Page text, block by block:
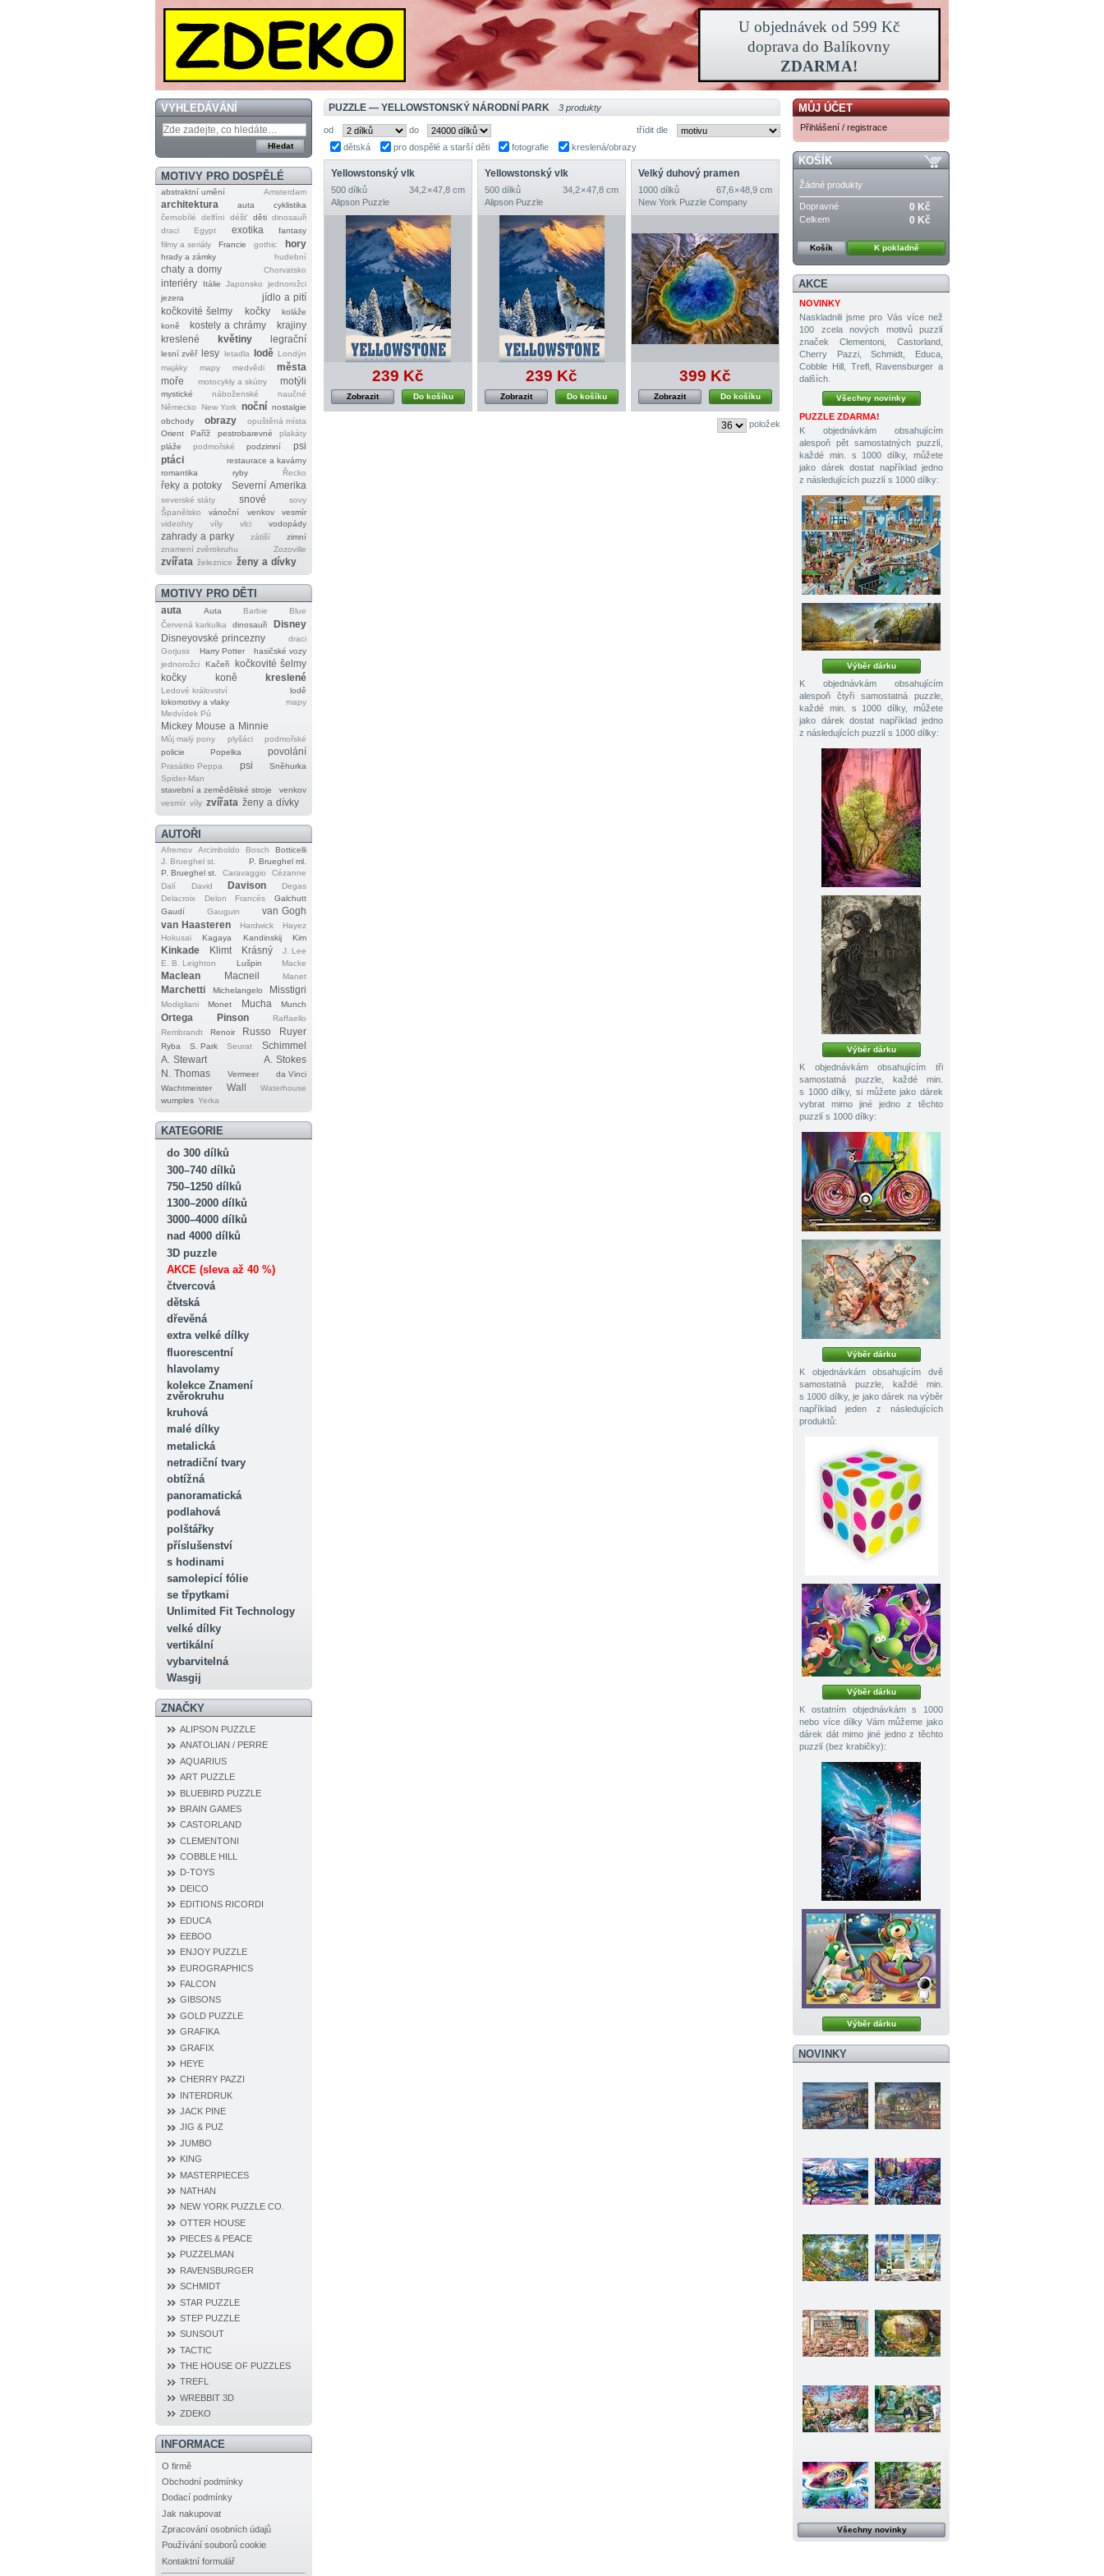
VYHLEDÁVÁNÍ
MOTIVY PRO DOSPĚLÉ
abstraktní umění Amsterdam
architektura auta
cyklistika
černobílé
delfíni déšť děti dinosauři
draci
Egypt exotika
fantasy
filmy a seriály
Francie gothic hory
hrady a zámky hudební
chaty a domy Chorvatsko
interiéry Itálie Japonsko
jednorožci
jezera
jídlo a pití
kočkovité šelmy
kočky
koláže
koně
kostely a chrámy
krajiny
kreslené
květiny legrační
lesní zvěř lesy letadla lodě Londýn
majáky
mapy medvědi
města
moře
motocykly a skútry motýli
mystické náboženské
naučné
Německo
New York noční nostalgie
obchody
obrazy
opuštěná místa
Orient
Paříž pestrobarevné
plakáty
pláže
podmořské podzimní
psi
ptáci
restaurace a kavárny
romantika
ryby Řecko
řeky a potoky Severní Amerika
severské státy snové
sovy
Španělsko
vánoční venkov
vesmír
videohry
víly vlci vodopády
zahrady a parky zátiší
zimní
znamení zvěrokruhu
Zozoville
zvířata železnice ženy a dívky
MOTIVY PRO DĚTI
auta Auta Barbie
Blue
Červená karkulka
dinosauři
Disney
Disneyovské princezny
draci
Gorjuss
Harry Potter
hasičské vozy
jednorožci
Kačeři
kočkovité šelmy
kočky
koně kreslené
Ledové království
lodě
lokomotivy a vlaky
mapy
Medvídek Pú
Mickey Mouse a Minnie
Můj malý pony plyšáci
podmořské
policie
Popelka povolání
Prasátko Peppa psi
Sněhurka
Spider‐Man
stavební a zemědělské stroje
venkov
vesmír víly zvířata ženy a dívky
AUTOŘI
Afremov Arcimboldo Bosch
Botticelli
J. Brueghel st.
P. Brueghel ml.
P. Brueghel st.
Caravaggio
Cézanne
Dalí
David Davison
Degas
Delacroix
Delon Francés
Galchutt
Gaudí
Gauguin
van Gogh
van Haasteren
Hardwick
Hayez
Hokusai
Kagaya Kandinskij Kim
Kinkade Klimt Krásný
J. Lee
E. B. Leighton
Lušpin Macke
Maclean Macneil Manet
Marchetti Michelangelo Misstigri
Modigliani Monet Mucha Munch
Ortega Pinson
Raffaello
Rembrandt
Renoir Russo Ruyer
Ryba S. Park Seurat
Schimmel
A. Stewart
A. Stokes
N. Thomas
Vermeer
da Vinci
Wachtmeister
Wall
Waterhouse
wumples Yerka
KATEGORIE
do 300 dílků
300–740 dílků
750–1250 dílků
1300–2000 dílků
3000–4000 dílků
nad 4000 dílků
3D puzzle
AKCE (sleva až 40 %)
čtvercová
dětská
dřevěná
extra velké dílky
fluorescentní
hlavolamy
kolekce Znamení
zvěrokruhu
kruhová
malé dílky
metalická
netradiční tvary
obtížná
panoramatická
podlahová
polštářky
příslušenství
s hodinami
samolepicí fólie
se třpytkami
Unlimited Fit Technology
velké dílky
vertikální
vybarvitelná
Wasgij
ZNAČKY
ALIPSON PUZZLE
ANATOLIAN / PERRE
AQUARIUS
ART PUZZLE
BLUEBIRD PUZZLE
BRAIN GAMES
CASTORLAND
CLEMENTONI
COBBLE HILL
D‐TOYS
DEICO
EDITIONS RICORDI
EDUCA
EEBOO
ENJOY PUZZLE
EUROGRAPHICS
FALCON
GIBSONS
GOLD PUZZLE
GRAFIKA
GRAFIX
HEYE
CHERRY PAZZI
INTERDRUK
JACK PINE
JIG & PUZ
JUMBO
KING
MASTERPIECES
NATHAN
NEW YORK PUZZLE CO.
OTTER HOUSE
PIECES & PEACE
PUZZELMAN
RAVENSBURGER
SCHMIDT
STAR PUZZLE
STEP PUZZLE
SUNSOUT
TACTIC
THE HOUSE OF PUZZLES
TREFL
WREBBIT 3D
ZDEKO
INFORMACE
O firmě
Obchodní podmínky
Dodací podmínky
Jak nakupovat
Zpracování osobních údajů
Používání souborů cookie
Kontaktní formulář
PUZZLE — YELLOWSTONSKÝ NÁRODNÍ PARK 3 produkty
od do
třídit dle
dětská
pro dospělé a starší děti fotografie kreslená/obrazy
Yellowstonský vlk
500 dílků
34,2 × 47,8 cm
Alipson Puzzle
239 Kč
Do košíku
Zobrazit
Yellowstonský vlk
500 dílků
34,2 × 47,8 cm
Alipson Puzzle
239 Kč
Do košíku
Zobrazit
Velký duhový pramen
1000 dílků
67,6 × 48,9 cm
New York Puzzle Company
399 Kč
Do košíku
Zobrazit
položek
MŮJ ÚČET
Přihlášení / registrace
KOŠÍK
Žádné produkty
Dopravné 0 Kč
Celkem 0 Kč
Košík K pokladně
AKCE
NOVINKY
Naskladnili jsme pro Vás více než
100 zcela nových motivů puzzlí
značek Clementoni, Castorland,
Cherry Pazzi, Schmidt, Educa,
Cobble Hill, Trefl, Ravensburger a
dalších.
Všechny novinky
PUZZLE ZDARMA!
K objednávkám obsahujícím
alespoň pět samostatných puzzlí,
každé min. s 1000 dílky, můžete
jako dárek dostat například jedno
z následujících puzzlí s 1000 dílky:
Výběr dárku
K objednávkám obsahujícím
alespoň čtyři samostatná puzzle,
každé min. s 1000 dílky, můžete
jako dárek dostat například jedno
z následujících puzzlí s 1000 dílky:
Výběr dárku
K objednávkám obsahujícím tři
samostatná puzzle, každé min.
s 1000 dílky, si můžete jako dárek
vybrat mimo jiné jedno z těchto
puzzlí s 1000 dílky:
Výběr dárku
K objednávkám obsahujícím dvě
samostatná puzzle, každé min.
s 1000 dílky, je jako dárek na výběr
například jeden z následujících
produktů:
Výběr dárku
K ostatním objednávkám s 1000
nebo více dílky Vám můžeme jako
dárek dát mimo jiné jedno z těchto
puzzlí (bez krabičky):
Výběr dárku
NOVINKY
Všechny novinky